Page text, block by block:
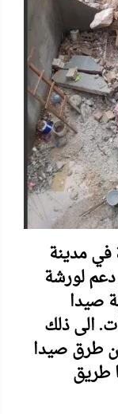
في مدينة
دعم لورشة
صيدا
الى ذلك
طرق صيدا
طريق